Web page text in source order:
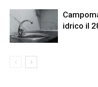
idrico il